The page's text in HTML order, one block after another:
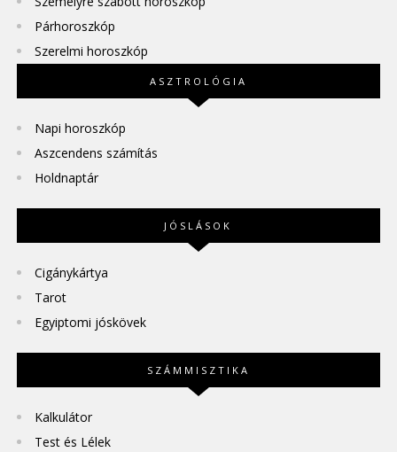
Párhoroszkóp
Szerelmi horoszkóp
ASZTROLÓGIA
Napi horoszkóp
Aszcendens számítás
Holdnaptár
JÓSLÁSOK
Cigánykártya
Tarot
Egyiptomi jóskövek
SZÁMMISZTIKA
Kalkulátor
Test és Lélek